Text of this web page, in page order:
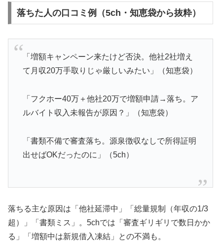
落ちた人の口コミ例（5ch・知恵袋から抜粋）
「増額キャンペーン来たけど否決。他社2社増え
て月収20万手取りじゃ厳しいみたい」（知恵袋）
「フクホー40万＋他社20万で増額申請→落ち。ア
ルバイト収入未報告が原因？」（知恵袋）
「書類不備で審査落ち。源泉徴収なしで所得証明
出せばOKだったのに」（5ch）
落ちる主な原因は「他社延滞中」「総量規制（年収の1/3
超）」「書類ミス」。5chでは「審査ギリギリで数日かか
る」「増額中は新規借入凍結」との不満も。